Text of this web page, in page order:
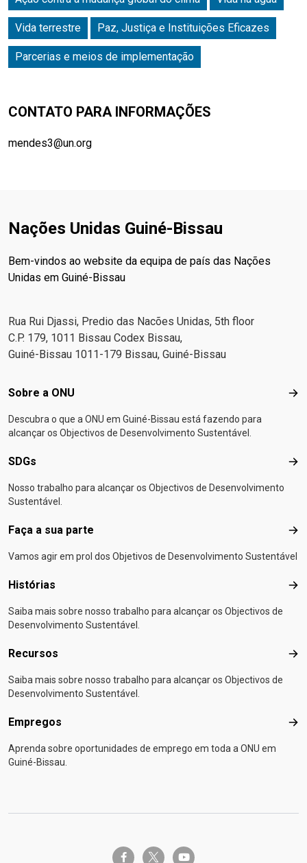
Vida terrestre Paz, Justiça e Instituições Eficazes
Parcerias e meios de implementação
CONTATO PARA INFORMAÇÕES
mendes3@un.org
Nações Unidas Guiné-Bissau
Bem-vindos ao website da equipa de país das Nações
Unidas em Guiné-Bissau
Rua Rui Djassi, Predio das Nacões Unidas, 5th floor
C.P. 179, 1011 Bissau Codex Bissau,
Guiné-Bissau 1011-179 Bissau, Guiné-Bissau
Footer menu
Sobre a ONU
Descubra o que a ONU em Guiné-Bissau está fazendo para
alcançar os Objectivos de Desenvolvimento Sustentável.
SDGs
Nosso trabalho para alcançar os Objectivos de Desenvolvimento
Sustentável.
Faça a sua parte
Vamos agir em prol dos Objetivos de Desenvolvimento Sustentável
Histórias
Saiba mais sobre nosso trabalho para alcançar os Objectivos de
Desenvolvimento Sustentável.
Recursos
Saiba mais sobre nosso trabalho para alcançar os Objectivos de
Desenvolvimento Sustentável.
Empregos
Aprenda sobre oportunidades de emprego em toda a ONU em
Guiné-Bissau.
facebook-ftwitter-x youtube